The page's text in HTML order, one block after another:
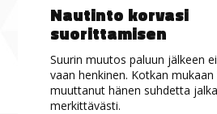
Nautinto korvasi
suorittamisen
Suurin muutos paluun jälkeen
vaan henkinen. Kotkan
muuttanut hänen suhdetta
merkittävästi.